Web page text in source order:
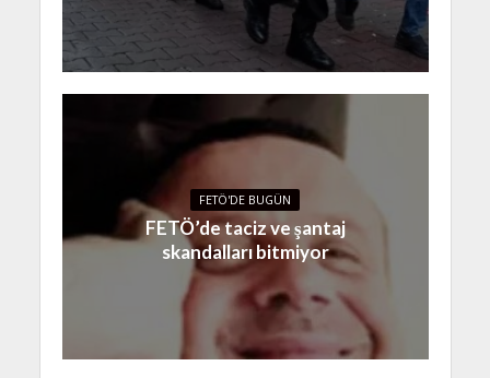
FETÖ'DE BUGÜN
FETÖ’de taciz ve şantaj
skandalları bitmiyor